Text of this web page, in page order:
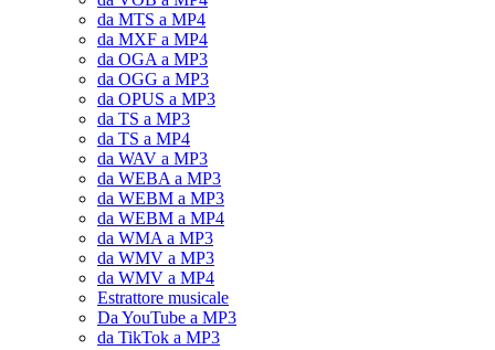
da MTS a MP4
da MXF a MP4
da OGA a MP3
da OGG a MP3
da OPUS a MP3
da TS a MP3
da TS a MP4
da WAV a MP3
da WEBA a MP3
da WEBM a MP3
da WEBM a MP4
da WMA a MP3
da WMV a MP3
da WMV a MP4
Estrattore musicale
Da YouTube a MP3
da TikTok a MP3